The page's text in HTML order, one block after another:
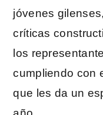
jóvenes
críticas
los
cumpliendo con
que les da un